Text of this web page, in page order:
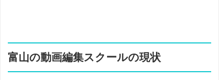
富山の動画編集スクールの現状